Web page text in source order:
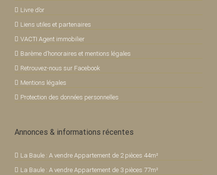
Livre d’or
Liens utiles et partenaires
VACTI Agent immobilier
Barème d’honoraires et mentions légales
Retrouvez-nous sur Facebook
Mentions légales
Protection des données personnelles
Annonces & informations récentes
La Baule : A vendre Appartement de 2 pièces 44m²
La Baule : A vendre Appartement de 3 pièces 77m²